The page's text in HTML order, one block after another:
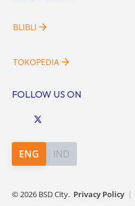
BLIBLI
TOKOPEDIA
FOLLOW US ON
ENG IND
©2026 BSD City. Privacy Policy |